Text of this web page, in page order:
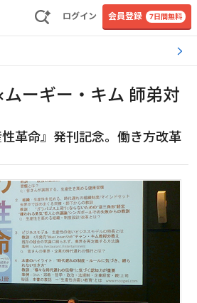
ログイン 会員登録 7日間無料
ーギー・キム 師弟対
性革命』発刊記念。働き方改革